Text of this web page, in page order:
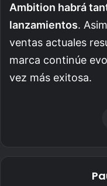
Ambition habrá
lanzamientos.
ventas actuales
marca continúe
vez más exitosa.